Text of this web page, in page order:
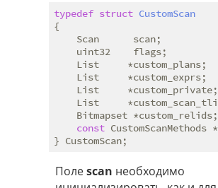
typedef struct CustomScan
{
    Scan      scan;
    uint32    flags;
    List     *custom_plans;
    List     *custom_exprs;
    List     *custom_private;
List
    Bitmapset *custom_relids;
const CustomScanMethods
Полеscan необходимо